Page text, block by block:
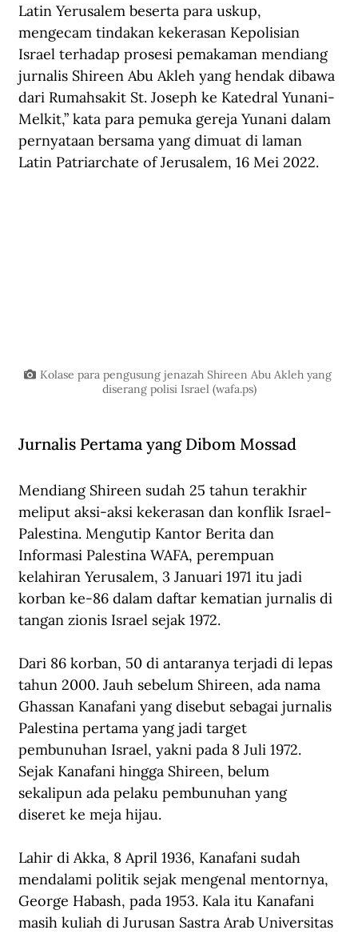
Latin Yerusalem beserta para uskup,
mengecam tindakan kekerasan Kepolisian
Israel terhadap prosesi pemakaman mendiang
jurnalis Shireen Abu Akleh yang hendak dibawa
dari Rumahsakit St. Joseph ke Katedral Yunani-
Melkit,” kata para pemuka gereja Yunani dalam
pernyataan bersama yang dimuat di laman
Latin Patriarchate of Jerusalem, 16 Mei 2022.
Kolase para pengusung jenazah Shireen Abu Akleh yang
diserang polisi Israel (wafa.ps)
Jurnalis Pertama yang Dibom Mossad
Mendiang Shireen sudah 25 tahun terakhir
meliput aksi-aksi kekerasan dan konflik Israel-
Palestina. Mengutip Kantor Berita dan
Informasi Palestina WAFA, perempuan
kelahiran Yerusalem, 3 Januari 1971 itu jadi
korban ke-86 dalam daftar kematian jurnalis di
tangan zionis Israel sejak 1972.
Dari 86 korban, 50 di antaranya terjadi di lepas
tahun 2000. Jauh sebelum Shireen, ada nama
Ghassan Kanafani yang disebut sebagai jurnalis
Palestina pertama yang jadi target
pembunuhan Israel, yakni pada 8 Juli 1972.
Sejak Kanafani hingga Shireen, belum
sekalipun ada pelaku pembunuhan yang
diseret ke meja hijau.
Lahir di Akka, 8 April 1936, Kanafani sudah
mendalami politik sejak mengenal mentornya,
George Habash, pada 1953. Kala itu Kanafani
masih kuliah di Jurusan Sastra Arab Universitas